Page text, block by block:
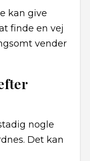
kan give
finde en vej
vender
nogle
Det kan